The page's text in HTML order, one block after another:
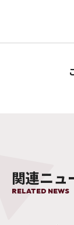
関連ニュ
RELATED NEWS